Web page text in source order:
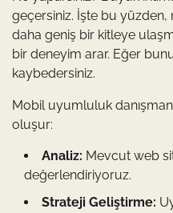
geçersiniz. İşte bu
daha geniş bir kitleye
bir deneyim arar. Eğer
kaybedersiniz.
Mobil uyumluluk
oluşur:
Analiz: Mevcut web
değerlendiriyoruz.
Strateji Geliştirme: